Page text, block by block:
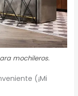
mochileros.
(¡Mi